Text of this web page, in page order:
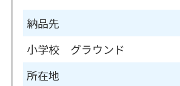
納品先
小学校 グラウンド
所在地